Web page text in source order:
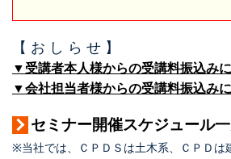
【 お し ら せ 】
▼受講者本人様からの受講料振込み
▼会社担当者様からの受講料振込み
セミナー開催スケジュール
※当社では、ＣＰＤＳは土木系、ＣＰＤは